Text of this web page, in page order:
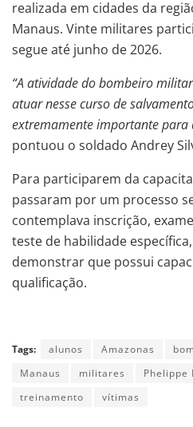
realizada em cidades da
Manaus. Vinte militares
segue até junho de 2026.
“A atividade do bombeiro
atuar nesse curso de
extremamente importante para
pontuou o soldado Andrey
Para participarem da
passaram por um processo
contemplava inscrição,
teste de habilidade
demonstrar que possui
qualificação.
Tags: alunos Amazonas
Manaus
militares Phelippe
treinamento
vítimas